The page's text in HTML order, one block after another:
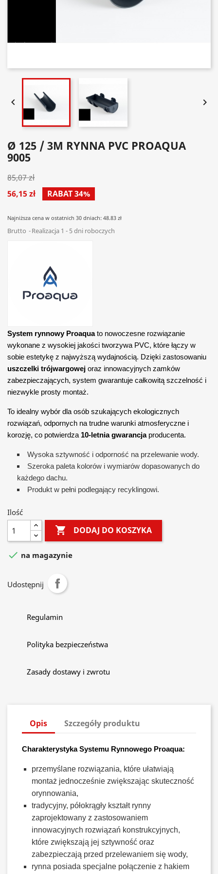
 
Ø 125 / 3M RYNNA PVC PROAQUA
9005
85,07 zł
56,15 zł
RABAT 34%
Najniższa cena w ostatnich 30 dniach: 48.83 zł
Brutto Realizacja 1 - 5 dni roboczych
System rynnowy Proaquato nowoczesne rozwiązanie
wykonane z wysokiej jakości tworzywa PVC, które łączy w
sobie estetykę z najwyższą wydajnością. Dzięki zastosowaniu
uszczelki trójwargowej oraz innowacyjnych zamków
zabezpieczających, system gwarantuje całkowitą szczelność i
niezwykle prosty montaż.
To idealny wybór dla osób szukających ekologicznych
rozwiązań, odpornych na trudne warunki atmosferyczne i
korozję, co potwierdza 10-letnia gwarancjaproducenta.
Wysoka sztywność i odporność na przelewanie wody.
Szeroka paleta kolorów i wymiarów dopasowanych do
każdego dachu.
Produkt w pełni podlegający recyklingowi.
Ilość
 DODAJ DO KOSZYKA
 na magazynie
Udostępnij
Regulamin
Polityka bezpieczeństwa
Zasady dostawy i zwrotu
Opis Szczegóły produktu
Charakterystyka Systemu Rynnowego Proaqua:
przemyślane rozwiązania, które ułatwiają
montaż jednocześnie zwiększając skuteczność
orynnowania,
tradycyjny, półokrągły kształt rynny
zaprojektowany z zastosowaniem
innowacyjnych rozwiązań konstrukcyjnych,
które zwiększają jej sztywność oraz
zabezpieczają przed przelewaniem się wody,
rynna posiada specjalne połączenie z hakiem